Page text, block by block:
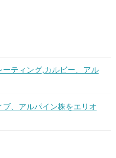
ーティング,カルビー、アル
ブ、アルパイン株をエリオ